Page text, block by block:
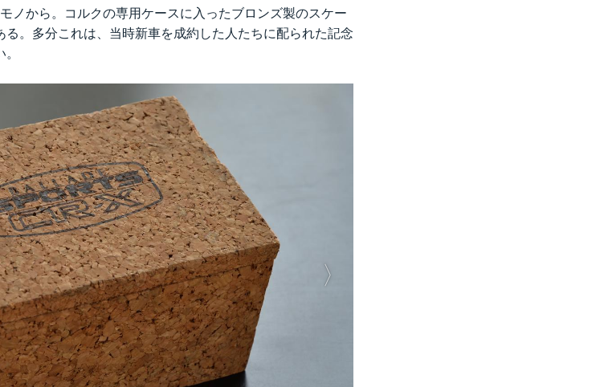
ノから。コルクの専用ケースに入ったブロンズ製のスケー
。多分これは、当時新車を成約した人たちに配られた記念